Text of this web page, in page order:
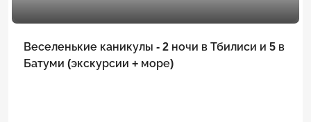
Веселенькие каникулы - 2 ночи в Тбилиси и 5 в
Батуми (экскурсии + море)